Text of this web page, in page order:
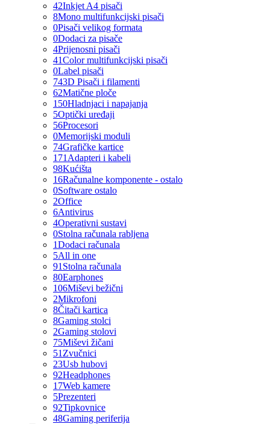
42Inkjet A4 pisači
8Mono multifunkcijski pisači
0Pisači velikog formata
0Dodaci za pisače
4Prijenosni pisači
41Color multifunkcijski pisači
0Label pisači
743D Pisači i filamenti
62Matične ploče
150Hladnjaci i napajanja
5Optički uređaji
56Procesori
0Memorijski moduli
74Grafičke kartice
171 Adapteri i kabeli
98Kućišta
16Računalne komponente - ostalo
0Software ostalo
2Office
6Antivirus
4Operativni sustavi
0Stolna računala rabljena
1Dodaci računala
5All in one
91 Stolna računala
80Earphones
106Miševi bežični
2Mikrofoni
8Čitači kartica
8Gaming stolci
2Gaming stolovi
75Miševi žičani
51 Zvučnici
23Usb hubovi
92Headphones
17Web kamere
5Prezenteri
92Tipkovnice
48Gaming periferija